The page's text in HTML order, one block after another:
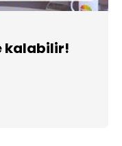
kalabilir!